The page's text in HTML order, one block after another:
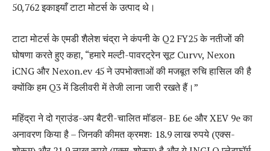
50,762 इकाइयाँ टाटा मोटर्स के उत्पाद थे।
टाटा मोटर्स के एमडी शैलेश चंद्रा ने कंपनी के Q2 FY25 के नतीजों की
घोषणा करते हुए कहा, “हमारे मल्टी-पावरट्रेन सूट Curvv, Nexon
iCNG और Nexon.ev 45 ने उपभोक्ताओं की मजबूत रुचि हासिल की है
क्योंकि हम Q3 में डिलीवरी में तेजी लाना जारी रखते हैं।”
महिंद्रा ने दो ग्राउंड-अप बैटरी-चालित मॉडल- BE 6e और XEV 9e का
अनावरण किया है – जिनकी कीमत क्रमशः 18.9 लाख रुपये (एक्स-